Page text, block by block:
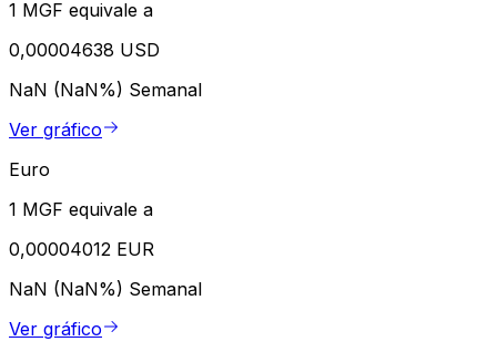
1 MGF equivale a
0,00004638 USD
NaN (NaN%) Semanal
Ver gráfico
Euro
1 MGF equivale a
0,00004012 EUR
NaN (NaN%) Semanal
Ver gráfico